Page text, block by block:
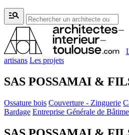
manage_search
artisans Les projets
SAS POSSAMAI &
Ossature bois Couverture - Zinguerie
Bardage Entreprise Générale de